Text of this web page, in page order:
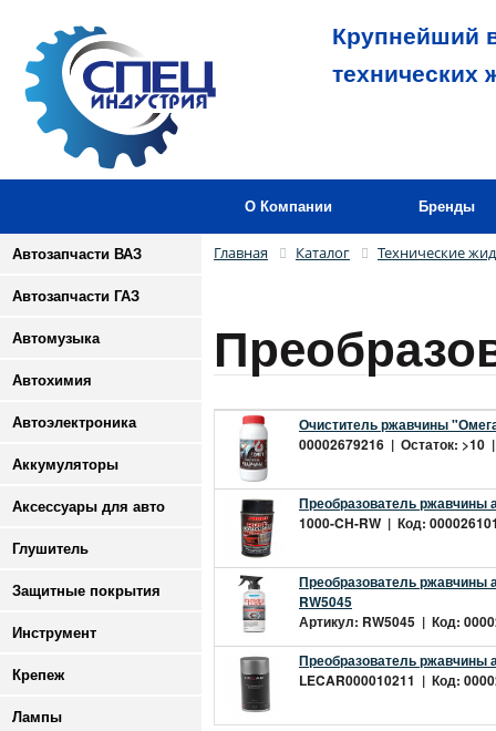
Крупнейший
технических
О Компании Бренды
Автозапчасти ВАЗ
Автозапчасти ГАЗ
Автомузыка
Автохимия
Автоэлектроника
Аккумуляторы
Аксессуары для авто
Глушитель
Защитные покрытия
Инструмент
Крепеж
Лампы
Главная Каталог Технические
Очиститель ржавчины
00002679216 | Остаток: >10
Преобразователь ржавчины
1000-CH-RW | Код:
Преобразователь ржавчины
RW5045
Артикул: RW5045 | Код:
Преобразователь ржавчины
LECAR000010211 | Код: